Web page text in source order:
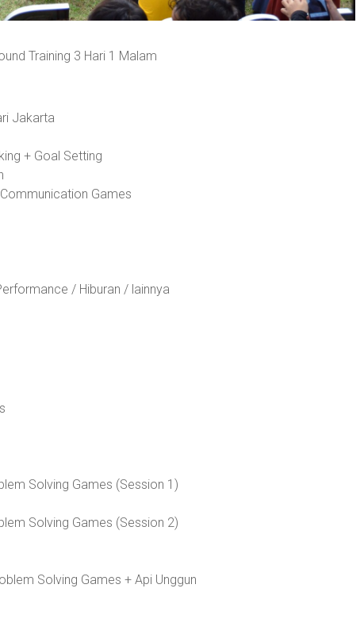
Training 3 Hari 1 Malam
Jakarta
+ Goal Setting
Games
/ Hiburan / lainnya
Solving Games (Session 1)
Solving Games (Session 2)
Solving Games + Api Unggun